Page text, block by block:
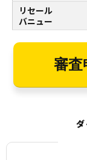
リセール
バニュー
審査